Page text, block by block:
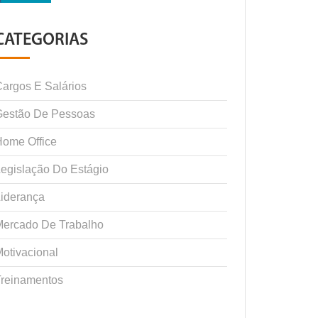
E Salários
De Pessoas
Office
Legislação Do Estágio
Liderança
De Trabalho